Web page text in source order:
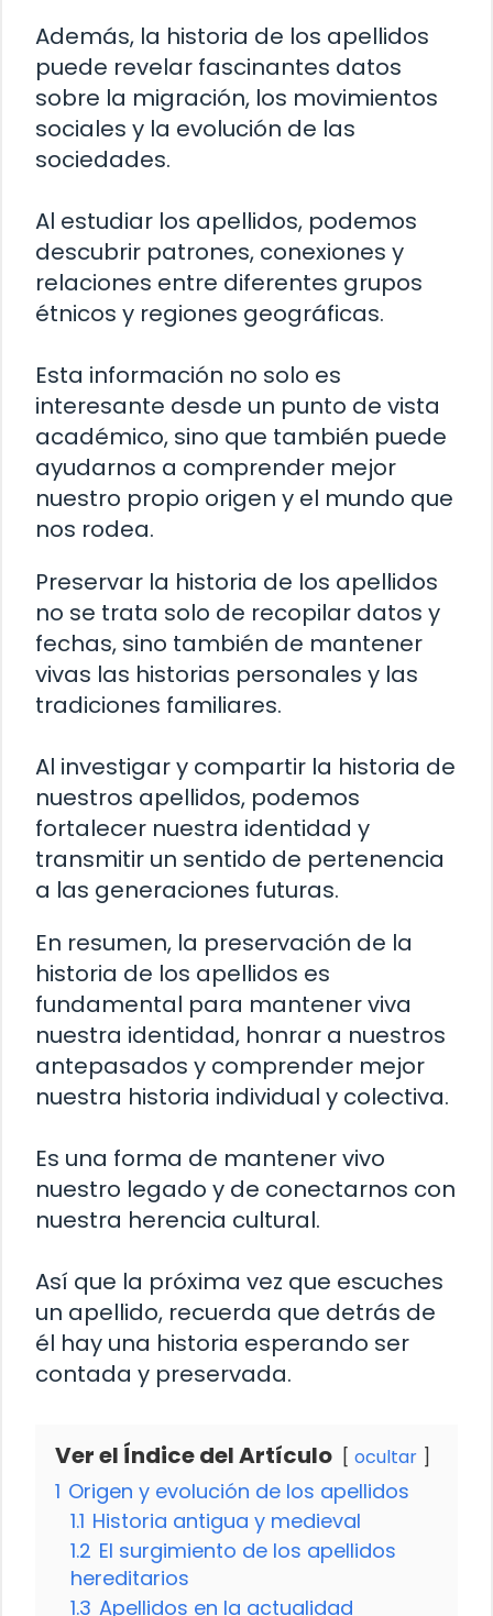
Además, la historia de los apellidos
puede revelar fascinantes datos
sobre la migración, los movimientos
sociales y la evolución de las
sociedades.
Al estudiar los apellidos, podemos
descubrir patrones, conexiones y
relaciones entre diferentes grupos
étnicos y regiones geográficas.
Esta información no solo es
interesante desde un punto de vista
académico, sino que también puede
ayudarnos a comprender mejor
nuestro propio origen y el mundo que
nos rodea.
Preservar la historia de los apellidos
no se trata solo de recopilar datos y
fechas, sino también de mantener
vivas las historias personales y las
tradiciones familiares.
Al investigar y compartir la historia de
nuestros apellidos, podemos
fortalecer nuestra identidad y
transmitir un sentido de pertenencia
a las generaciones futuras.
En resumen, la preservación de la
historia de los apellidos es
fundamental para mantener viva
nuestra identidad, honrar a nuestros
antepasados ​​y comprender mejor
nuestra historia individual y colectiva.
Es una forma de mantener vivo
nuestro legado y de conectarnos con
nuestra herencia cultural.
Así que la próxima vez que escuches
un apellido, recuerda que detrás de
él hay una historia esperando ser
contada y preservada.
Ver el Índice del Artículo ocultar
1 Origen y evolución de los apellidos
1.1 Historia antigua y medieval
1.2 El surgimiento de los apellidos
hereditarios
1.3 Apellidos en la actualidad